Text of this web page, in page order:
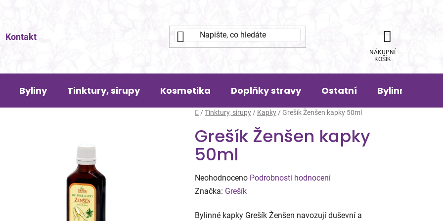
Kontakt
NÁKUPNÍ
KOŠÍK
Byliny Tinktury, sirupy Kosmetika Doplňky stravy Ostatní Bylinná
Domů
/ Tinktury, sirupy / Kapky / Grešík Ženšen kapky 50ml
Grešík Ženšen kapky
50ml
Průměrné
hodnocení
je
Neohodnoceno Podrobnosti hodnocení
Značka: Grešík
Bylinné kapky Grešík Ženšen navozují duševní a